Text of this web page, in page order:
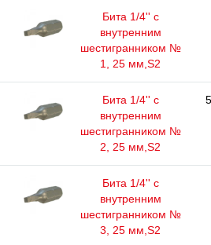
Бита 1/4'' с
внутренним
шестигранником №
1, 25 мм,S2
Бита 1/4'' с
внутренним
шестигранником №
2, 25 мм,S2
Бита 1/4'' с
внутренним
шестигранником №
3, 25 мм,S2